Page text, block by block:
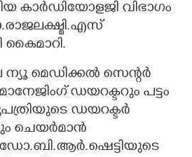
കാർഡിയോളജി വിഭാഗം
കൈമാറി.
മെഡിക്കൽ സെന്റർ
ഡയറക്ടറും പട്ടം
ഡയറക്ടർ
ചെയർമാൻ
ഡോ.ബി.ആർ.ഷെട്ടിയുടെ